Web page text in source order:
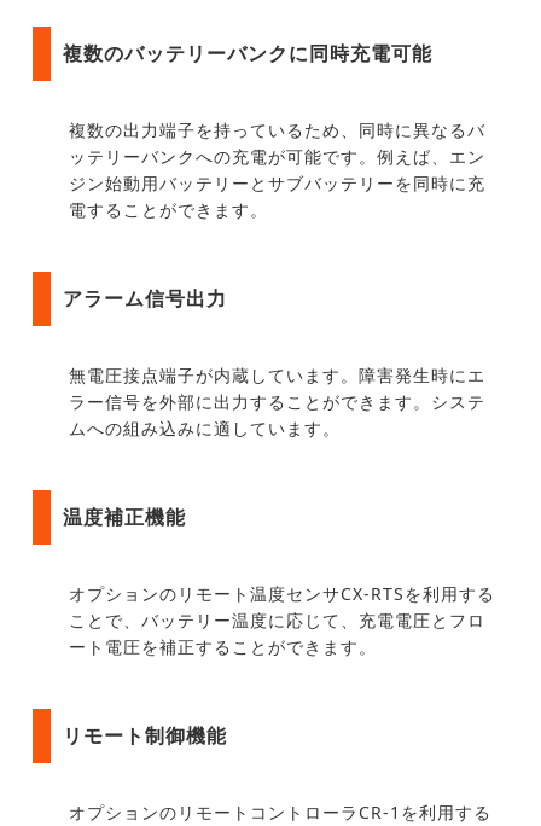
複数のバッテリーバンクに同時充電可能
複数の出力端子を持っているため、同時に異なるバ
ッテリーバンクへの充電が可能です。例えば、エン
ジン始動用バッテリーとサブバッテリーを同時に充
電することができます。
アラーム信号出力
無電圧接点端子が内蔵しています。障害発生時にエ
ラー信号を外部に出力することができます。システ
ムへの組み込みに適しています。
温度補正機能
オプションのリモート温度センサCX-RTSを利用する
ことで、バッテリー温度に応じて、充電電圧とフロ
ート電圧を補正することができます。
リモート制御機能
オプションのリモートコントローラCR-1を利用する